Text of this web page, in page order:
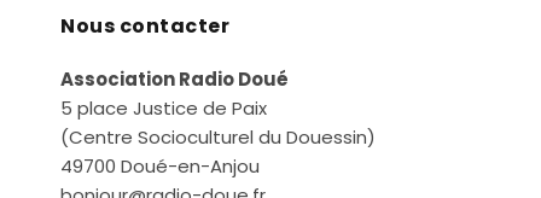
Nous contacter
Association Radio Doué
5 place Justice de Paix
(Centre Socioculturel du Douessin)
49700 Doué-en-Anjou